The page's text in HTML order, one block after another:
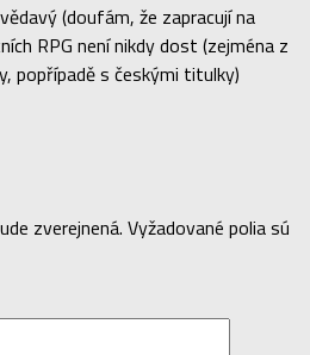
(doufám, že zapracují na
RPG není nikdy dost (zejména z
popřípadě s českými titulky)
zverejnená. Vyžadované polia sú